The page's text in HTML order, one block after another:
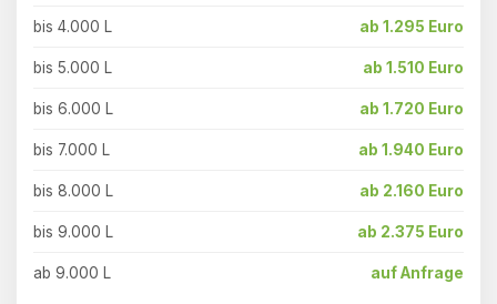
bis 4.000 L ab 1.295 Euro
bis 5.000 L ab 1.510 Euro
bis 6.000 L ab 1.720 Euro
bis 7.000 L ab 1.940 Euro
bis 8.000 L ab 2.160 Euro
bis 9.000 L ab 2.375 Euro
ab 9.000 L auf Anfrage